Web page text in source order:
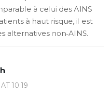
à celui des AINS
à haut risque, il est
alternatives non‑AINS.
10:19